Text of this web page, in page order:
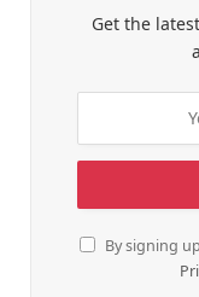
Get the
By signing